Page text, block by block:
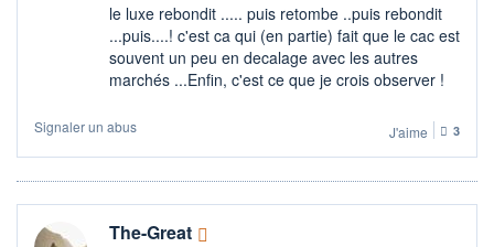
le luxe rebondit ..... puis retombe ..puis rebondit
...puis....! c'est ca qui (en partie) fait que le cac est
souvent un peu en decalage avec les autres
marchés ...Enfin, c'est ce que je crois observer !
Signaler un abus J'aime 3
The-Great